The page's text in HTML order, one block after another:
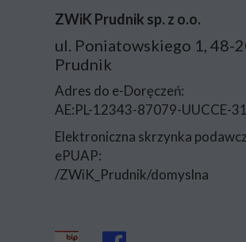
ZWiK Prudnik sp. z o.o.
ul. Poniatowskiego 1, 48-
Prudnik
Adres do e-Doręczeń:
AE:PL-12343-87079-UUCCE-31
Elektroniczna skrzynka
ePUAP:
/ZWiK_Prudnik/domyslna